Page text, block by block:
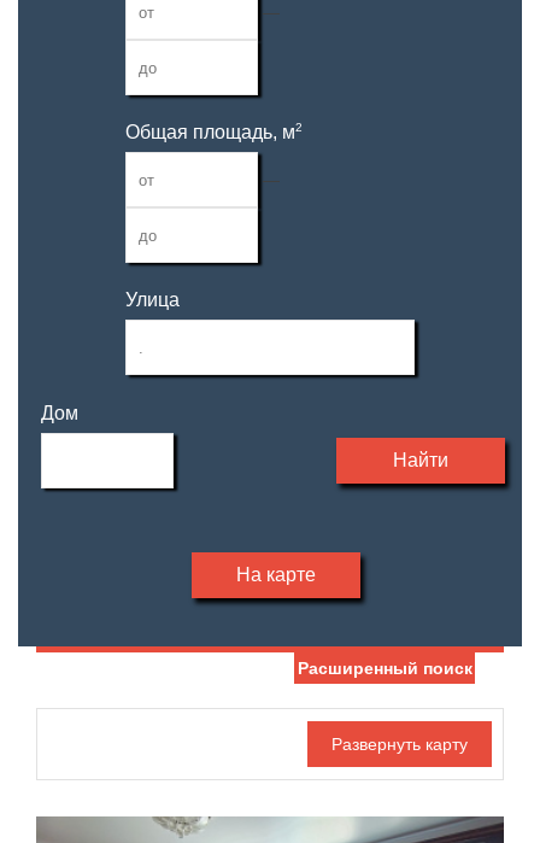
—
Общая площадь, м2
—
Улица
Дом
Найти
На карте
Жилая площадь
—
Площадь кухни
Расширенный поиск